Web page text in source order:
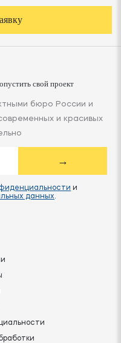
свой проект
бюро России и
и красивых
→
и
данных.